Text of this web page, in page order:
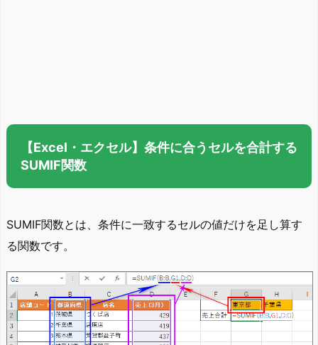
【Excel・エクセル】条件に合うセルを合計する
SUMIF関数
SUMIF関数とは、条件に一致するセルの値だけを足し算す
る関数です。